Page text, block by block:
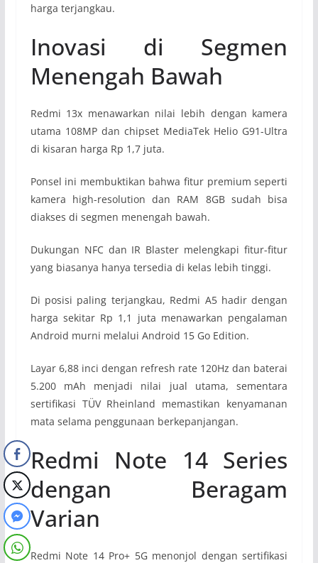
harga terjangkau.
Inovasi di Segmen
Menengah Bawah
Redmi 13x menawarkan nilai lebih dengan kamera
utama 108MP dan chipset MediaTek Helio G91-Ultra
di kisaran harga Rp 1,7 juta.
Ponsel ini membuktikan bahwa fitur premium seperti
kamera high-resolution dan RAM 8GB sudah bisa
diakses di segmen menengah bawah.
Dukungan NFC dan IR Blaster melengkapi fitur-fitur
yang biasanya hanya tersedia di kelas lebih tinggi.
Di posisi paling terjangkau, Redmi A5 hadir dengan
harga sekitar Rp 1,1 juta menawarkan pengalaman
Android murni melalui Android 15 Go Edition.
Layar 6,88 inci dengan refresh rate 120Hz dan baterai
5.200 mAh menjadi nilai jual utama, sementara
sertifikasi TÜV Rheinland memastikan kenyamanan
mata selama penggunaan berkepanjangan.
Redmi Note 14 Series
dengan Beragam
Varian
Redmi Note 14 Pro+ 5G menonjol dengan sertifikasi